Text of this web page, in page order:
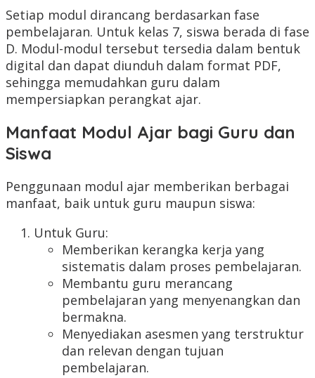
Setiap modul dirancang berdasarkan fase
pembelajaran. Untuk kelas 7, siswa berada di fase
D. Modul-modul tersebut tersedia dalam bentuk
digital dan dapat diunduh dalam format PDF,
sehingga memudahkan guru dalam
mempersiapkan perangkat ajar.
Manfaat Modul Ajar bagi Guru dan
Siswa
Penggunaan modul ajar memberikan berbagai
manfaat, baik untuk guru maupun siswa:
Untuk Guru:
Memberikan kerangka kerja yang
sistematis dalam proses pembelajaran.
Membantu guru merancang
pembelajaran yang menyenangkan dan
bermakna.
Menyediakan asesmen yang terstruktur
dan relevan dengan tujuan
pembelajaran.